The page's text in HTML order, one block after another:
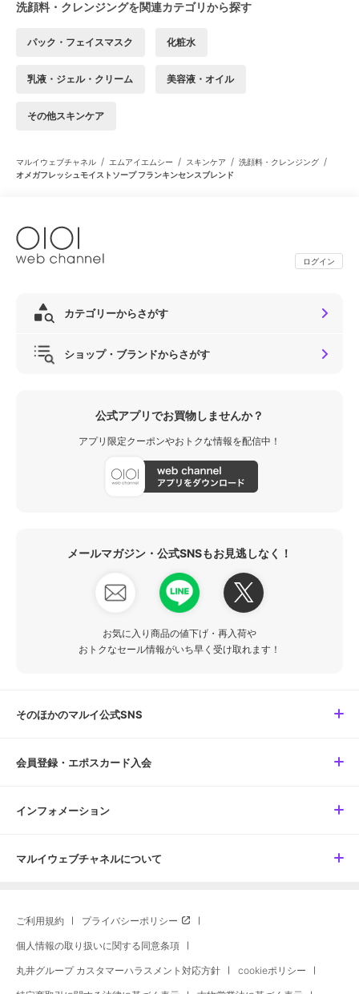
洗顔料・クレンジングを関連カテゴリから探す
パック・フェイスマスク 化粧水
乳液・ジェル・クリーム 美容液・オイル
その他スキンケア
マルイウェブチャネル / エムアイエムシー / スキンケア / 洗顔料・クレンジング /
オメガフレッシュモイストソープ フランキンセンスブレンド
ログイン
カテゴリーからさがす
ショップ・ブランドからさがす
公式アプリでお買物しませんか？
アプリ限定クーポンやおトクな情報を配信中！
メールマガジン・公式SNSもお見逃しなく！
お気に入り商品の値下げ・再入荷や
おトクなセール情報がいち早く受け取れます！
そのほかのマルイ公式SNS
会員登録・エポスカード入会
インフォメーション
マルイウェブチャネルについて
ご利用規約 プライバシーポリシー
個人情報の取り扱いに関する同意条項
丸井グループ カスタマーハラスメント対応方針 cookieポリシー